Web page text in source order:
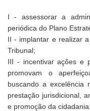
I - assessorar a
periódica do Plano
II - implantar e realizar
Tribunal;
III - incentivar ações e
promovam o
buscando a excelência
prestação jurisdicional,
e promoção da cidadania;